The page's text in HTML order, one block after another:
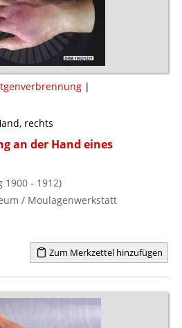
|
rechts
an der Hand eines
- 1912)
/ Moulagenwerkstatt
Zum Merkzettel hinzufügen